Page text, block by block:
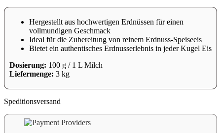
Hergestellt aus hochwertigen Erdnüssen für einen
vollmundigen Geschmack
Ideal für die Zubereitung von reinem Erdnuss-Speiseeis
Bietet ein authentisches Erdnusserlebnis in jeder Kugel Eis
Dosierung: 100 g / 1 L Milch
Liefermenge: 3 kg
Speditionsversand